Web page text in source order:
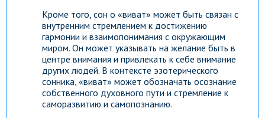
Кроме того, сон о «виват» может быть связан с
внутренним стремлением к достижению
гармонии и взаимопонимания с окружающим
миром. Он может указывать на желание быть в
центре внимания и привлекать к себе внимание
других людей. В контексте эзотерического
сонника, «виват» может обозначать осознание
собственного духовного пути и стремление к
саморазвитию и самопознанию.